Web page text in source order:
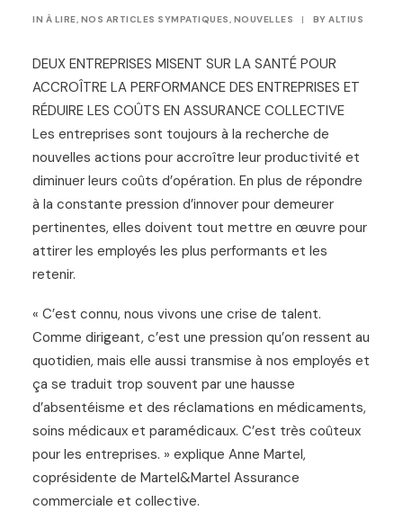
IN À LIRE, NOS ARTICLES SYMPATIQUES, NOUVELLES | BY ALTIUS
DEUX ENTREPRISES MISENT SUR LA SANTÉ POUR
ACCROÎTRE LA PERFORMANCE DES ENTREPRISES ET
RÉDUIRE LES COÛTS EN ASSURANCE COLLECTIVE
Les entreprises sont toujours à la recherche de
nouvelles actions pour accroître leur productivité et
diminuer leurs coûts d’opération. En plus de répondre
à la constante pression d’innover pour demeurer
pertinentes, elles doivent tout mettre en œuvre pour
attirer les employés les plus performants et les
retenir.
« C’est connu, nous vivons une crise de talent.
Comme dirigeant, c’est une pression qu’on ressent au
quotidien, mais elle aussi transmise à nos employés et
ça se traduit trop souvent par une hausse
d’absentéisme et des réclamations en médicaments,
soins médicaux et paramédicaux. C’est très coûteux
pour les entreprises. » explique Anne Martel,
coprésidente de Martel&Martel Assurance
commerciale et collective.